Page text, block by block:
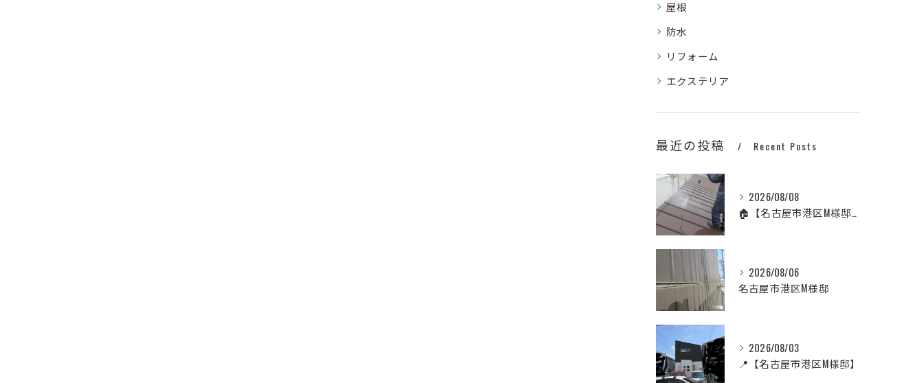
屋根
防水
リフォーム
エクステリア
最近の投稿 Recent Posts
2026/08/08
🏠【名古屋市港区M様邸】塗装工事の施工中です！
2026/08/06
名古屋市港区M様邸
2026/08/03
📍【名古屋市港区M様邸】